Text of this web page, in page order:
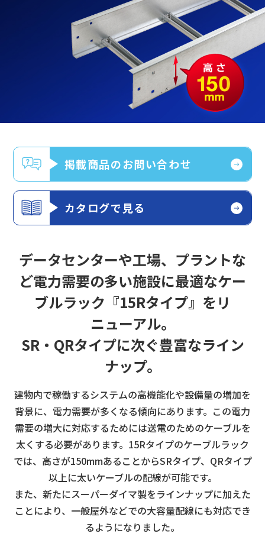
掲載商品のお問い合わせ
カタログで見る
データセンターや工場、プラントな
ど電力需要の多い施設に最適なケー
ブルラック『15Rタイプ』をリ
ニューアル。
SR・QRタイプに次ぐ豊富なライン
ナップ。
建物内で稼働するシステムの高機能化や設備量の増加を
背景に、電力需要が多くなる傾向にあります。 この電力
需要の増大に対応するためには送電のためのケーブルを
太くする必要があります。 15Rタイプのケーブルラック
では、高さが150mmあることからSRタイプ、QRタイプ
以上に太いケーブルの配線が可能です。
また、新たにスーパーダイマ製をラインナップに加えた
ことにより、一般屋外などでの大容量配線にも対応でき
るようになりました。